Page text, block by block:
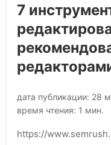
7
дата публикации: 28
время чтения: 1 мин.
https://